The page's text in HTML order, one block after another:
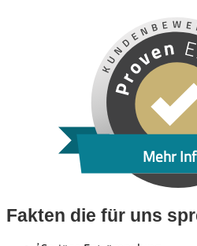
Mehr
Fakten die für uns